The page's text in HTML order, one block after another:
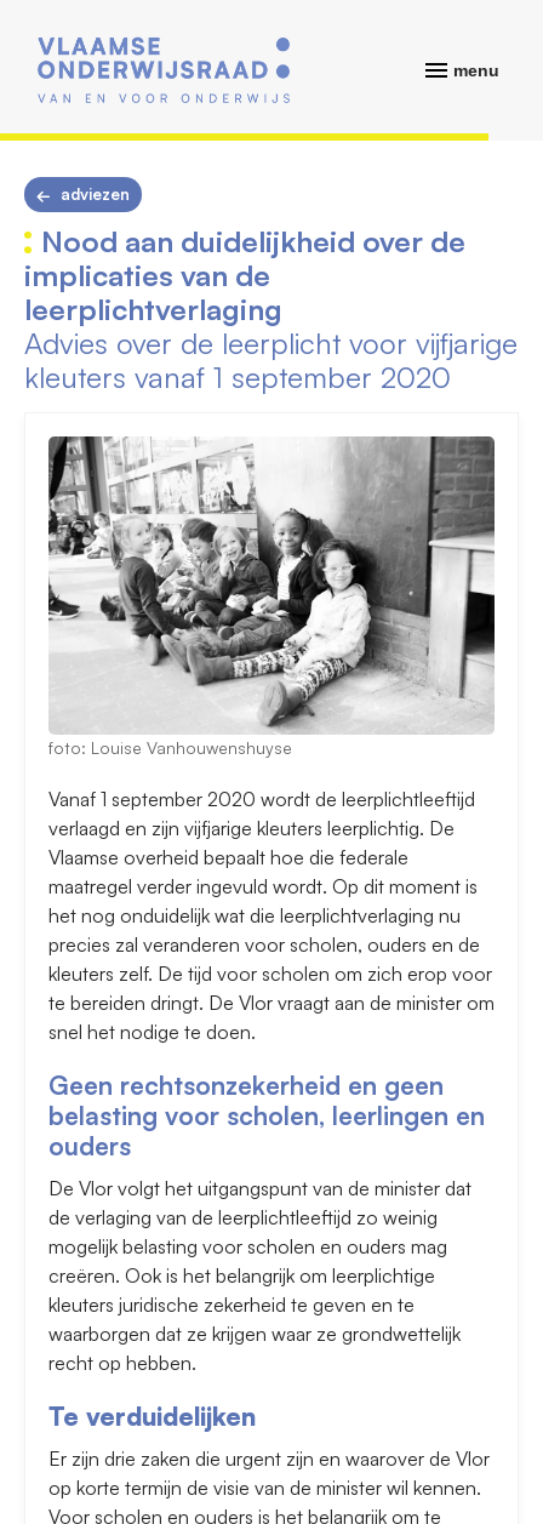
menu
adviezen
Nood aan duidelijkheid over de
implicaties van de
leerplichtverlaging
Advies over de leerplicht voor vijfjarige
kleuters vanaf 1 september 2020
foto: Louise Vanhouwenshuyse
Vanaf 1 september 2020 wordt de leerplichtleeftijd
verlaagd en zijn vijfjarige kleuters leerplichtig. De
Vlaamse overheid bepaalt hoe die federale
maatregel verder ingevuld wordt. Op dit moment is
het nog onduidelijk wat die leerplichtverlaging nu
precies zal veranderen voor scholen, ouders en de
kleuters zelf. De tijd voor scholen om zich erop voor
te bereiden dringt. De Vlor vraagt aan de minister om
snel het nodige te doen.
Geen rechtsonzekerheid en geen
belasting voor scholen, leerlingen en
ouders
De Vlor volgt het uitgangspunt van de minister dat
de verlaging van de leerplichtleeftijd zo weinig
mogelijk belasting voor scholen en ouders mag
creëren. Ook is het belangrijk om leerplichtige
kleuters juridische zekerheid te geven en te
waarborgen dat ze krijgen waar ze grondwettelijk
recht op hebben.
Te verduidelijken
Er zijn drie zaken die urgent zijn en waarover de Vlor
op korte termijn de visie van de minister wil kennen.
Voor scholen en ouders is het belangrijk om te